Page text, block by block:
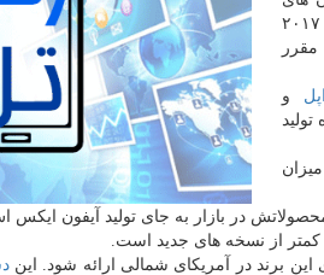
در ۲۰۱۷
اپل و
در بازار به جای تولید آیفون ایكس
كمتر از نسخه های جدید است.
برند در آمریكای شمالی ارائه شود. این